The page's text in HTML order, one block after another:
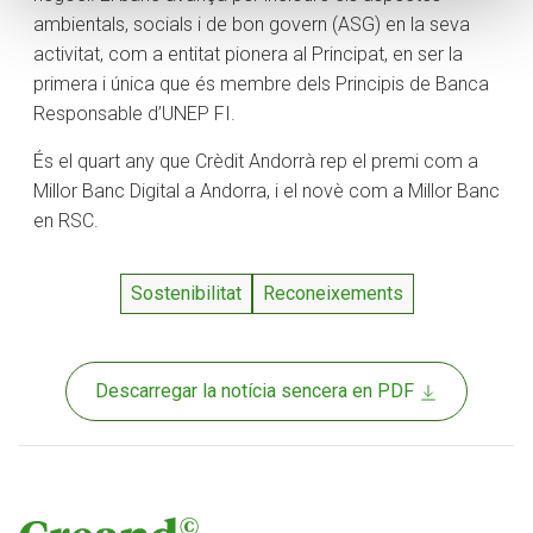
ambientals, socials i de bon govern (ASG) en la seva
activitat, com a entitat pionera al Principat, en ser la
primera i única que és membre dels Principis de Banca
Responsable d’UNEP FI.
És el quart any que Crèdit Andorrà rep el premi com a
Millor Banc Digital a Andorra, i el novè com a Millor Banc
en RSC.
Sostenibilitat Reconeixements
Descarregar la notícia sencera en PDF